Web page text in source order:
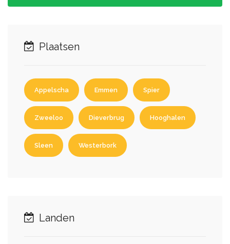
Plaatsen
Appelscha Emmen Spier
Zweeloo Dieverbrug Hooghalen
Sleen Westerbork
Landen